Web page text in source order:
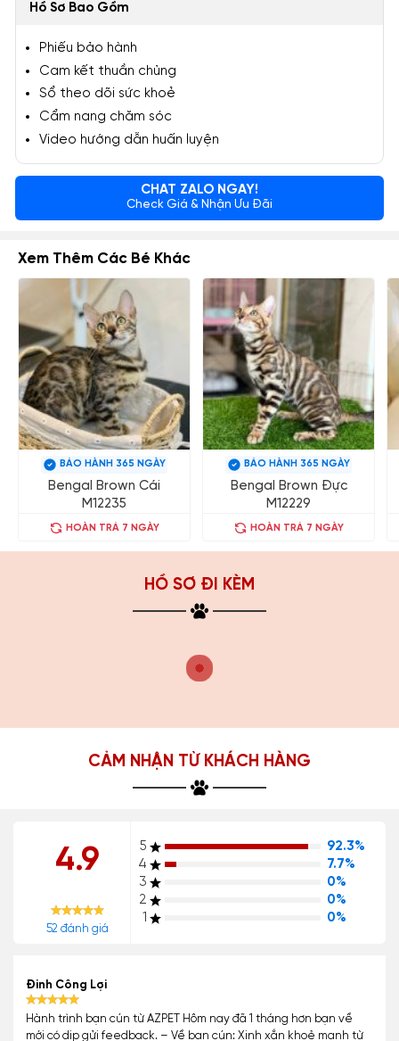
Hồ Sơ Bao Gồm
Phiếu bảo hành
Cam kết thuần chủng
Sổ theo dõi sức khoẻ
Cẩm nang chăm sóc
Video hướng dẫn huấn luyện
CHAT ZALO NGAY!
Check Giá & Nhận Ưu Đãi
Xem Thêm Các Bé Khác
BẢO HÀNH 365 NGÀY
Bengal Brown Cái
M12235
HOÀN TRẢ 7 NGÀY
BẢO HÀNH 365 NGÀY
Bengal Brown Đực
M12229
HOÀN TRẢ 7 NGÀY
HỒ SƠ ĐI KÈM
CẢM NHẬN TỪ KHÁCH HÀNG
4.9
52 đánh giá
5
92.3%
4
7.7%
3
0%
2
0%
1
0%
Đinh Công Lợi
Hành trình bạn cún từ AZPET Hôm nay đã 1 tháng hơn bạn về
mới có dịp gửi feedback. – Về bạn cún: Xinh xắn khoẻ mạnh từ